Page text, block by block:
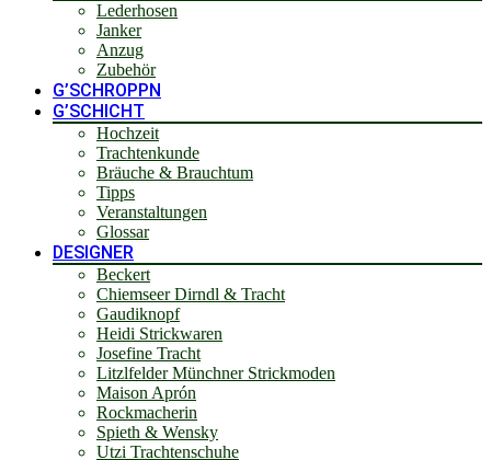
Lederhosen
Janker
Anzug
Zubehör
G’SCHROPPN
G’SCHICHT
Hochzeit
Trachtenkunde
Bräuche & Brauchtum
Tipps
Veranstaltungen
Glossar
DESIGNER
Beckert
Chiemseer Dirndl & Tracht
Gaudiknopf
Heidi Strickwaren
Josefine Tracht
Litzlfelder Münchner Strickmoden
Maison Aprón
Rockmacherin
Spieth & Wensky
Utzi Trachtenschuhe